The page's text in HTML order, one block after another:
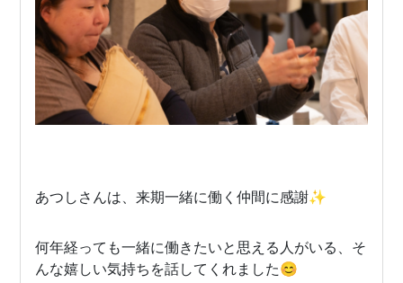
あつしさんは、来期一緒に働く仲間に感謝✨
何年経っても一緒に働きたいと思える人がいる、そ
んな嬉しい気持ちを話してくれました😊